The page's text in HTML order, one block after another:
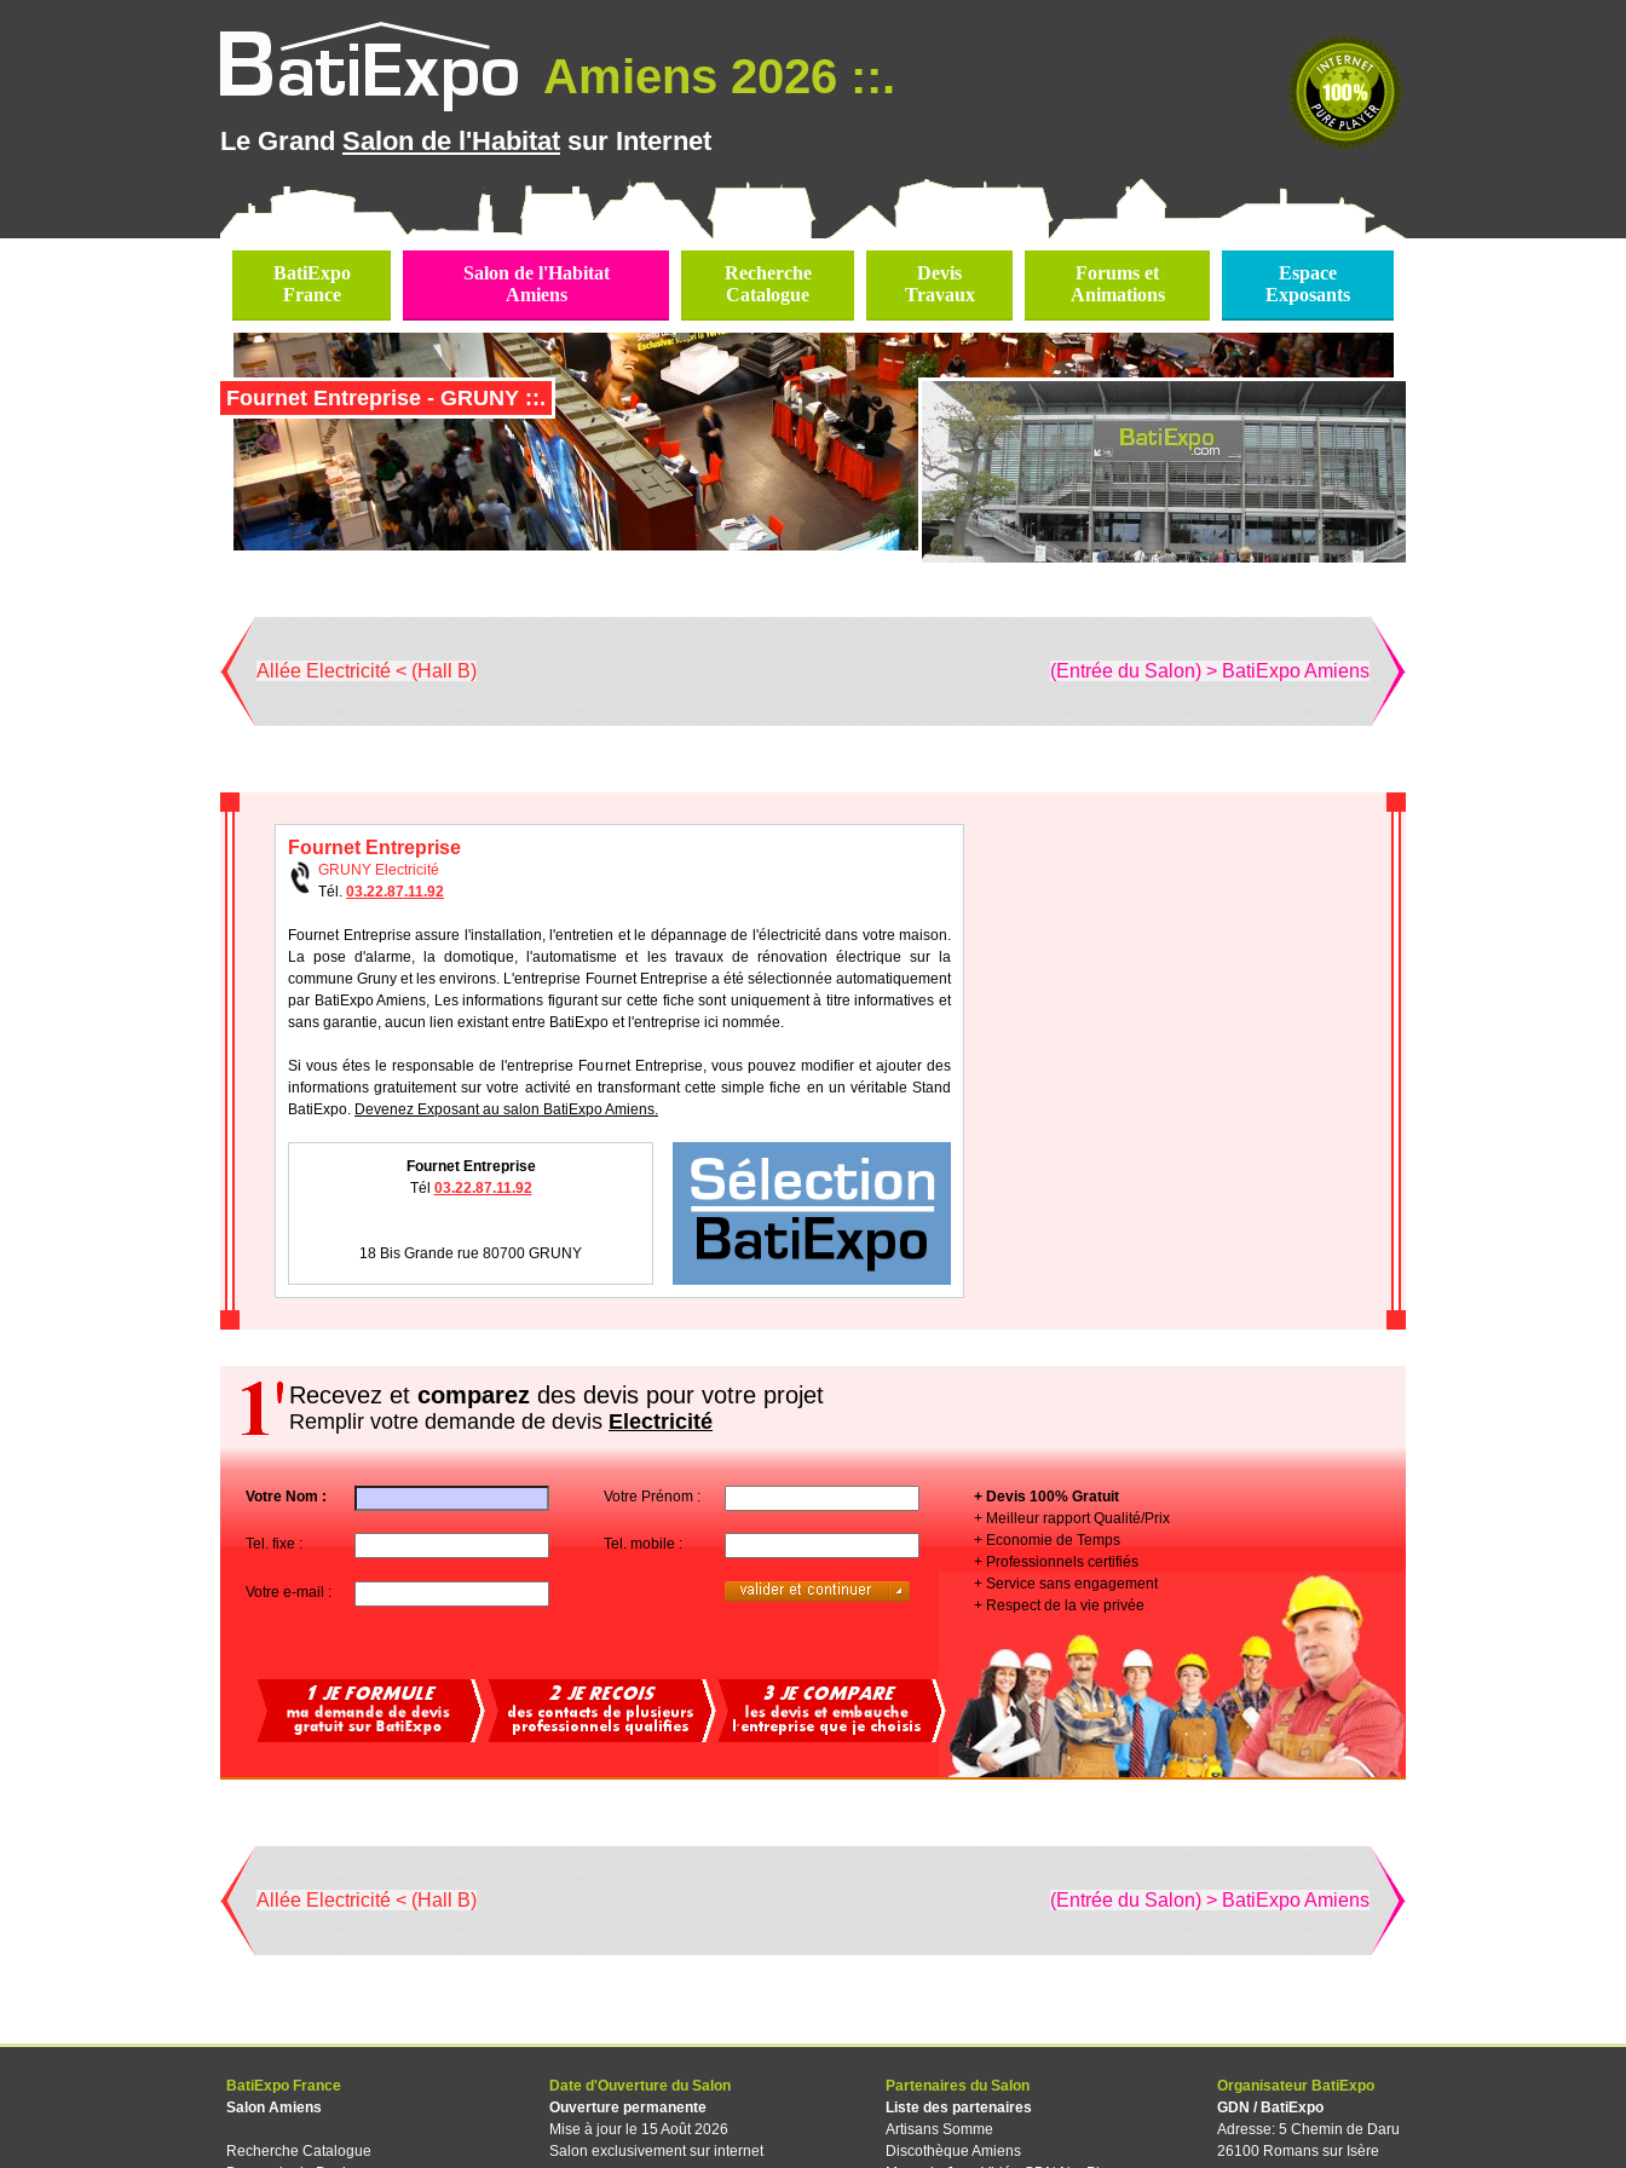
Amiens 2026 ::.
Le Grand Salon de l'Habitat sur Internet
BatiExpo
France
Salon de l'Habitat
Amiens
Recherche
Catalogue
Devis
Travaux
Forums et
Animations
Espace
Exposants
Fournet Entreprise - GRUNY ::.
Allée Electricité < (Hall B) (Entrée du Salon) > BatiExpo Amiens
Fournet Entreprise
GRUNY Electricité
Tél. 03.22.87.11.92
Fournet Entreprise assure l'installation, l'entretien et le dépannage de l'électricité dans votre maison.
La pose d'alarme, la domotique, l'automatisme et les travaux de rénovation électrique sur la
commune Gruny et les environs. L'entreprise Fournet Entreprise a été sélectionnée automatiquement
par BatiExpo Amiens, Les informations figurant sur cette fiche sont uniquement à titre informatives et
sans garantie, aucun lien existant entre BatiExpo et l'entreprise ici nommée.
Si vous étes le responsable de l'entreprise Fournet Entreprise, vous pouvez modifier et ajouter des
informations gratuitement sur votre activité en transformant cette simple fiche en un véritable Stand
BatiExpo. Devenez Exposant au salon BatiExpo Amiens.
Fournet Entreprise
Tél 03.22.87.11.92
18 Bis Grande rue 80700 GRUNY
Recevez et comparez des devis pour votre projet
Remplir votre demande de devis Electricité
Votre Nom : Votre Prénom :
+ Devis 100% Gratuit
+ Meilleur rapport Qualité/Prix
+ Economie de Temps
+ Professionnels certifiés
+ Service sans engagement
+ Respect de la vie privée
Tel. fixe : Tel. mobile :
Votre e-mail :
Allée Electricité < (Hall B) (Entrée du Salon) > BatiExpo Amiens
BatiExpo France
Salon Amiens
Recherche Catalogue
Date d'Ouverture du Salon
Ouverture permanente
Mise à jour le 15 Août 2026
Salon exclusivement sur internet
Partenaires du Salon
Liste des partenaires
Artisans Somme
Discothèque Amiens
Organisateur BatiExpo
GDN / BatiExpo
Adresse: 5 Chemin de Daru
26100 Romans sur Isère